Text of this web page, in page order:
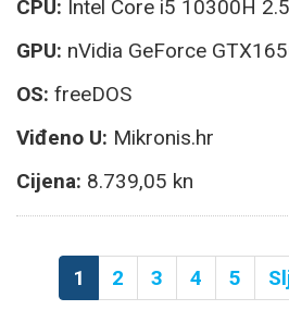
CPU: Intel Core i5 10300H
GPU: nVidia GeForce
OS: freeDOS
Viđeno U: Mikronis.hr
Cijena: 8.739,05 kn
1 2 3 4 5